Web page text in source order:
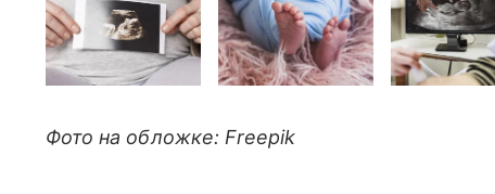
Фото на обложке: Freepik